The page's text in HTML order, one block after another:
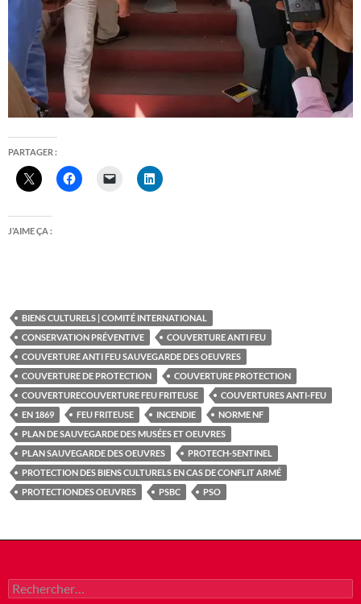
PARTAGER :
J’AIME ÇA :
BIENS CULTURELS | COMITÉ INTERNATIONAL
CONSERVATION PRÉVENTIVE
COUVERTURE ANTI FEU
COUVERTURE ANTI FEU SAUVEGARDE DES OEUVRES
COUVERTURE DE PROTECTION
COUVERTURE PROTECTION
COUVERTURECOUVERTURE FEU FRITEUSE
COUVERTURES ANTI-FEU
EN 1869
FEU FRITEUSE INCENDIE
NORME NF
PLAN DE SAUVEGARDE DES MUSÉES ET OEUVRES
PLAN SAUVEGARDE DES OEUVRES
PROTECH-SENTINEL
PROTECTION DES BIENS CULTURELS EN CAS DE CONFLIT ARMÉ
PROTECTIONDES OEUVRES
PSBC PSO
Rechercher :